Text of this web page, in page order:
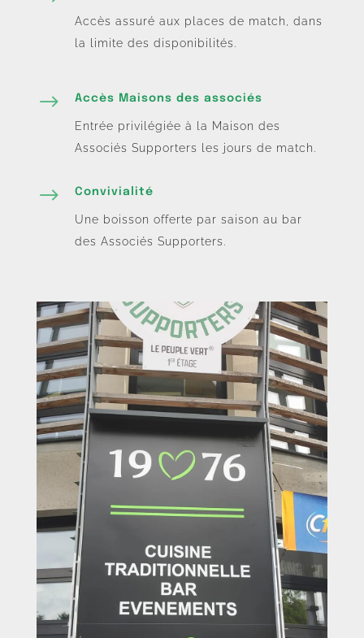
Accès assuré aux places de match, dans
la limite des disponibilités.
$ Accès Maisons des associés
Entrée privilégiée à la Maison des
Associés Supporters les jours de match.
$ Convivialité
Une boisson offerte par saison au bar
des Associés Supporters.